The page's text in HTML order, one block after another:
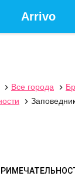
Arrivo
 Все города 
